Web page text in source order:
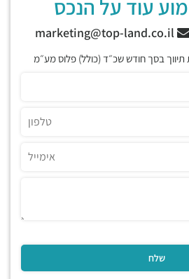
עוד על הנכס
בסך חודש שכ״ד (כולל) פלוס מע״מ